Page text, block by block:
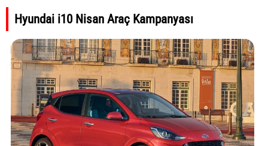
Hyundai i10 Nisan Araç Kampanyası